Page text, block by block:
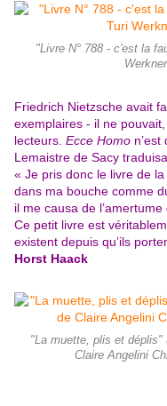
"Livre N° 788 - c'est la
Friedrich Nietzsche avait
exemplaires - il ne
lecteurs. Ecce Homo
Lemaistre de Sacy
« Je pris donc le livre de
dans ma bouche comme
il me causa de
Ce petit livre est
existent depuis qu’ils
Horst Haack
"La muette, plis et déplis"
Claire Angelini